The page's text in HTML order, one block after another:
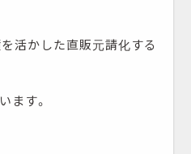
活かした直販元請化する
ます。